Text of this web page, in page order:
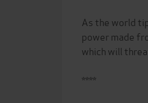
As the world
power made
which will
****